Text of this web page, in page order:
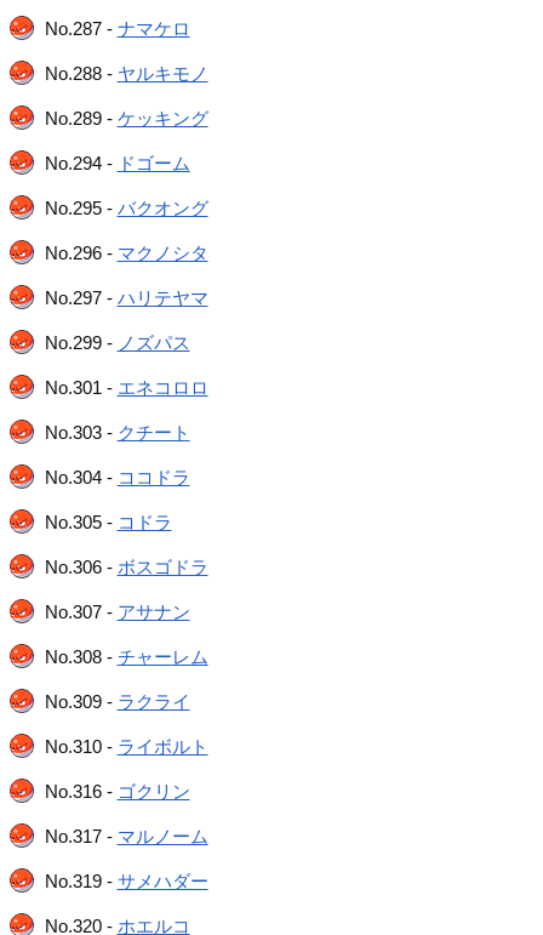
No.287 - ナマケロ
No.288 - ヤルキモノ
No.289 - ケッキング
No.294 - ドゴーム
No.295 - バクオング
No.296 - マクノシタ
No.297 - ハリテヤマ
No.299 - ノズパス
No.301 - エネコロロ
No.303 - クチート
No.304 - ココドラ
No.305 - コドラ
No.306 - ボスゴドラ
No.307 - アサナン
No.308 - チャーレム
No.309 - ラクライ
No.310 - ライボルト
No.316 - ゴクリン
No.317 - マルノーム
No.319 - サメハダー
No.320 - ホエルコ